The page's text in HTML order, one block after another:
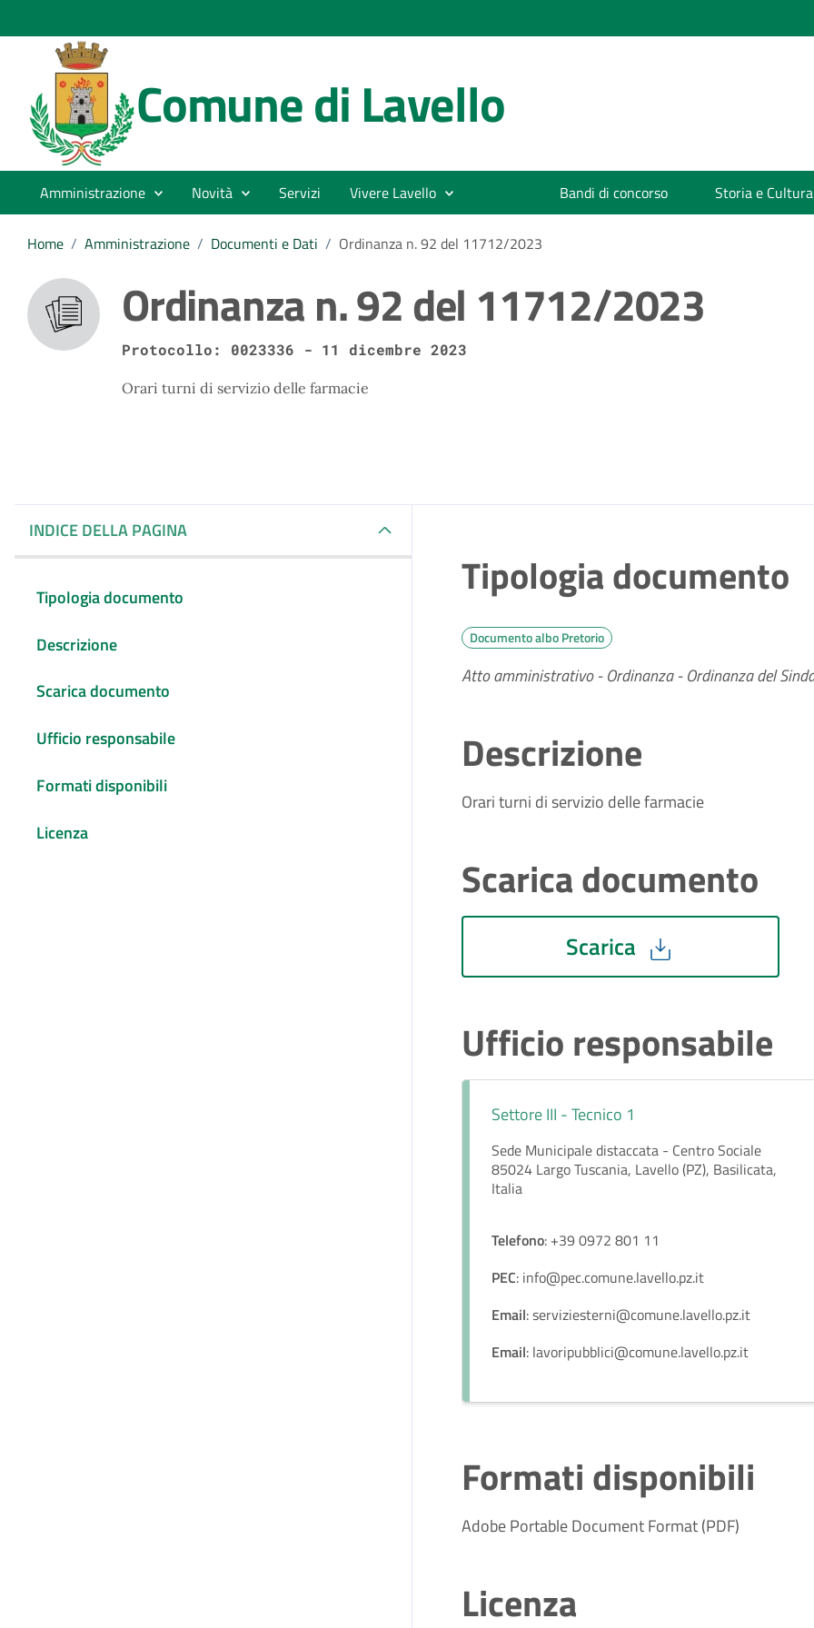
Comune di Lavello
Amministrazione Novità Servizi Vivere Lavello Bandi di concorso Storia e Cultura
Home / Amministrazione / Documenti e Dati / Ordinanza n. 92 del 11712/2023
Ordinanza n. 92 del 11712/2023
Protocollo: 0023336 - 11 dicembre 2023
Orari turni di servizio delle farmacie
INDICE DELLA PAGINA
Tipologia documento
Descrizione
Scarica documento
Ufficio responsabile
Formati disponibili
Licenza
Tipologia documento
Documento albo Pretorio
Atto amministrativo - Ordinanza - Ordinanza del
Descrizione
Orari turni di servizio delle farmacie
Scarica documento
Scarica
Ufficio responsabile
Settore III - Tecnico 1
Sede Municipale distaccata - Centro Sociale
85024 Largo Tuscania, Lavello (PZ), Basilicata,
Italia
Telefono: +39 0972 801 11
PEC: info@pec.comune.lavello.pz.it
Email: serviziesterni@comune.lavello.pz.it
Email: lavoripubblici@comune.lavello.pz.it
Formati disponibili
Adobe Portable Document Format (PDF)
Licenza